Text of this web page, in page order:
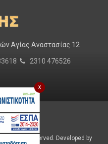
Αγίας Αναστασίας 12
2310 476526
Rights Reserved. Developed by
x